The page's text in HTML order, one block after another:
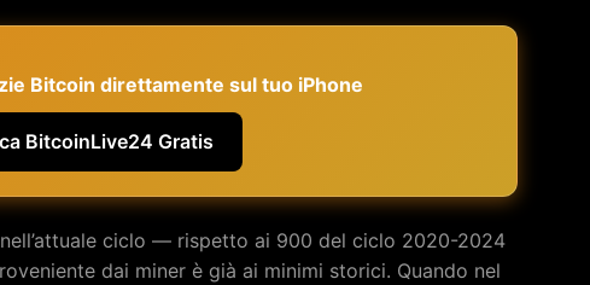
Bitcoin direttamente sul tuo iPhone
BitcoinLive24 Gratis
nell’attuale ciclo — rispetto ai 900 del ciclo 2020-2024
dai miner è già ai minimi storici. Quando nel